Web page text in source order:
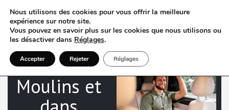
VTC à
Moulins et
Nous utilisons des cookies pour vous offrir la meilleure
expérience sur notre site.
Vous pouvez en savoir plus sur les cookies que nous utilisons ou
les désactiver dans Réglages.
Accepter Rejeter Réglages